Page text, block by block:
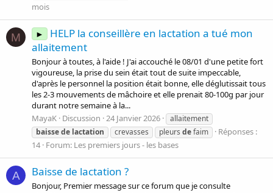
mois
M ►
HELP la conseillère en lactation a tué mon
allaitement
Bonjour à toutes, à l'aide ! J'ai accouché le 08/01 d'une petite fort
vigoureuse, la prise du sein était tout de suite impeccable,
d'après le personnel la position était bonne, elle déglutissait tous
les 2-3 mouvements de mâchoire et elle prenait 80-100g par jour
durant notre semaine à la...
MayaK Discussion 24 Janvier 2026
allaitement
baissede lactation crevasses pleurs defaim
Réponses :
14 Forum: Les premiers jours - les bases
A Baisse de lactation ?
Bonjour, Premier message sur ce forum que je consulte